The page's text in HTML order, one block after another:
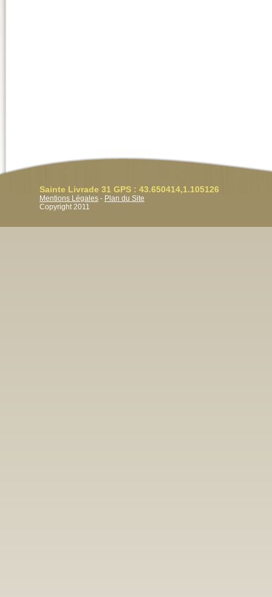
Sainte Livrade 31 GPS : 43.650414,1.105126
Mentions Légales - Plan du Site
Copyright 2011